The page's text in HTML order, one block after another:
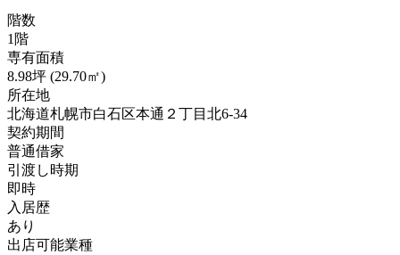
階数
1階
専有面積
8.98坪 (29.70㎡)
所在地
北海道札幌市白石区本通２丁目北6-34
契約期間
普通借家
引渡し時期
即時
入居歴
あり
出店可能業種